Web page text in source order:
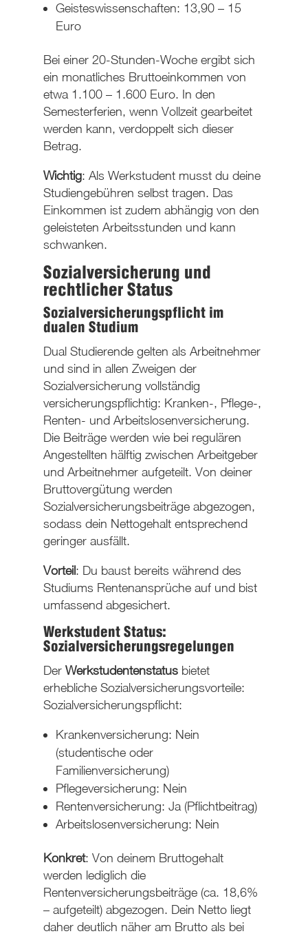
Geisteswissenschaften: 13,90 – 15
Euro
Bei einer 20-Stunden-Woche ergibt sich
ein monatliches Bruttoeinkommen von
etwa 1.100 – 1.600 Euro. In den
Semesterferien, wenn Vollzeit gearbeitet
werden kann, verdoppelt sich dieser
Betrag.
Wichtig: Als Werkstudent musst du deine
Studiengebühren selbst tragen. Das
Einkommen ist zudem abhängig von den
geleisteten Arbeitsstunden und kann
schwanken.
Sozialversicherung und
rechtlicher Status
Sozialversicherungspflicht im
dualen Studium
Dual Studierende gelten als Arbeitnehmer
und sind in allen Zweigen der
Sozialversicherung vollständig
versicherungspflichtig: Kranken-, Pflege-,
Renten- und Arbeitslosenversicherung.
Die Beiträge werden wie bei regulären
Angestellten hälftig zwischen Arbeitgeber
und Arbeitnehmer aufgeteilt. Von deiner
Bruttovergütung werden
Sozialversicherungsbeiträge abgezogen,
sodass dein Nettogehalt entsprechend
geringer ausfällt.
Vorteil: Du baust bereits während des
Studiums Rentenansprücheauf und bist
umfassend abgesichert.
Werkstudent Status:
Sozialversicherungsregelungen
DerWerkstudentenstatusbietet
erhebliche Sozialversicherungsvorteile:
Sozialversicherungspflicht:
Krankenversicherung: Nein
(studentische oder
Familienversicherung)
Pflegeversicherung: Nein
Rentenversicherung: Ja (Pflichtbeitrag)
Arbeitslosenversicherung: Nein
Konkret: Von deinem Bruttogehalt
werden lediglich die
Rentenversicherungsbeiträge(ca. 18,6%
– aufgeteilt) abgezogen. Dein Netto liegt
daher deutlich näher am Bruttoals bei